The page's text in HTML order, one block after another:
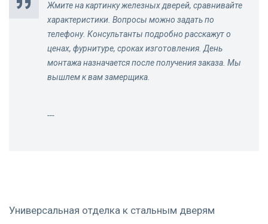
Жмите на картинку железных дверей, сравнивайте
характеристики. Вопросы можно задать по
телефону. Консультанты подробно расскажут о
ценах, фурнитуре, сроках изготовления. День
монтажа назначается после получения заказа. Мы
вышлем к вам замерщика.
---
Универсальная отделка к стальным дверям